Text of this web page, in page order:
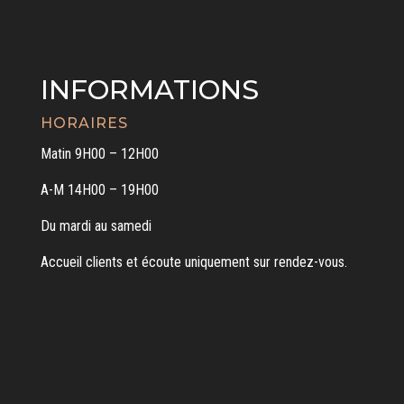
INFORMATIONS
HORAIRES
Matin 9H00 – 12H00
A-M 14H00 – 19H00
Du mardi au samedi
Accueil clients et écoute uniquement sur rendez-vous.